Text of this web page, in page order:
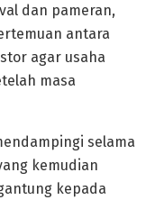
dan pameran,
antara
agar usaha
masa
selama
kemudian
kepada